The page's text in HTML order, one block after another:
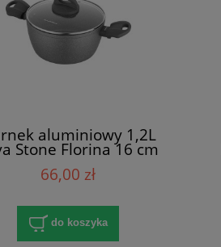
aluminiowy 1,2L
Stone Florina 16 cm
66,00 zł
do koszyka